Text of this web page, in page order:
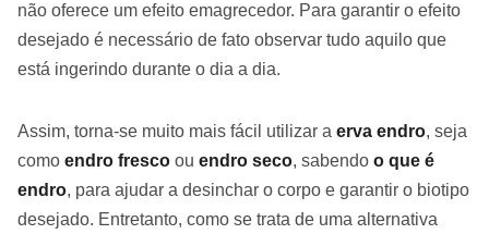
não oferece um efeito emagrecedor. Para garantir o efeito
desejado é necessário de fato observar tudo aquilo que
está ingerindo durante o dia a dia.
Assim, torna-se muito mais fácil utilizar a erva endro, seja
como endro fresco ou endro seco, sabendo o que é
endro, para ajudar a desinchar o corpo e garantir o biotipo
desejado. Entretanto, como se trata de uma alternativa